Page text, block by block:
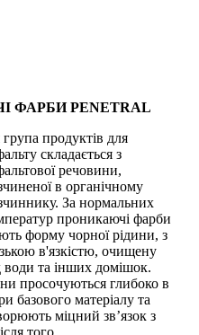
ФАРБИ PENETRAL
продуктів для
складається з
речовини,
в органічному
За нормальних
проникаючі фарби
форму чорної рідини, з
в'язкістю, очищену
води та інших домішок.
просочуються глибоко в
базового матеріалу та
міцний зв’язок з
того